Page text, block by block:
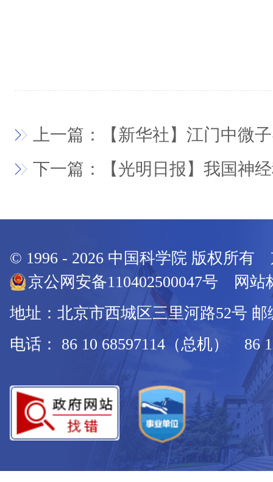
上一篇：【新华社】江门中微
下一篇：【光明日报】我国神
© 1996 - 2026 中国科学院 版权所有
京公网安备110402500047号 网站
地址：北京市西城区三里河路52号 邮
电话： 86 10 68597114（总机） 86